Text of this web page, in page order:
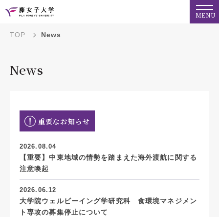
MENU
TOP News
News
重要なお知らせ
2026.08.04
【重要】中東地域の情勢を踏まえた海外渡航に関する
注意喚起
2026.06.12
大学院ウェルビーイング学研究科 食環境マネジメン
ト専攻の募集停止について